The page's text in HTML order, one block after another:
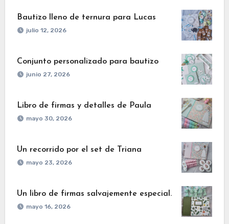
Bautizo lleno de ternura para Lucas
julio 12, 2026
Conjunto personalizado para bautizo
junio 27, 2026
Libro de firmas y detalles de Paula
mayo 30, 2026
Un recorrido por el set de Triana
mayo 23, 2026
Un libro de firmas salvajemente especial.
mayo 16, 2026